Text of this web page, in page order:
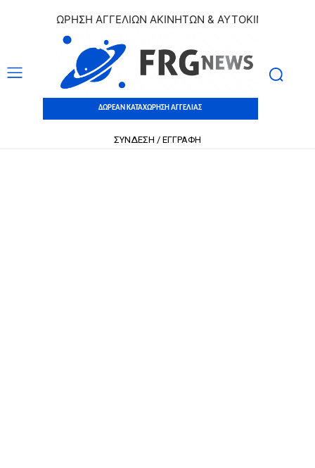
ΑΓΓΕΛΙΩΝ ΑΚΙΝΗΤΩΝ & ΑΥΤΟΚΙΝΗΤΩΝ |
ΔΩΡΕΑΝ ΚΑΤΑΧΩΡΗΣΗ ΑΓΓΕΛΙΑΣ
ΣΥΝΔΕΣΗ / ΕΓΓΡΑΦΗ